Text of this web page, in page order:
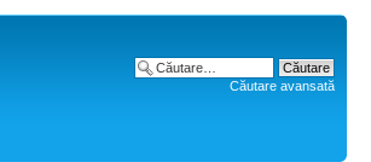
Căutare avansată